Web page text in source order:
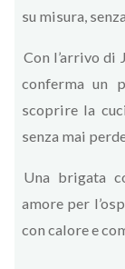
su misura,
Con l’arrivo di
conferma un
scoprire la
senza mai
Una brigata
amore per
con calore e